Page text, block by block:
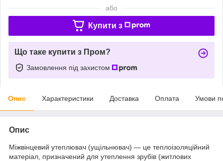
або
Купити з
Що таке купити з Пром?
Замовлення під захистом
Опис Характеристики Доставка Оплата Умови
Опис
Міжвінцевий утеплювач (ущільнювач) — це теплоізоляційний
матеріал, призначений для утеплення зрубів (житлових